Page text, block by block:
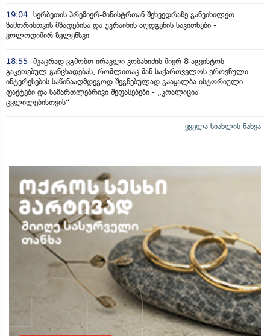
19:04 სერბეთის პრემიერ-მინისტრთან შეხვედრაზე განვიხილეთ
ზამთრისთვის მზადებისა და უკრაინის აღდგენის საკითხები -
ვოლოდიმირ ზელენსკი
18:55 მკაცრად ვგმობთ ირაკლი კობახიძის მიერ 8 აგვისტოს
გაკეთებულ განცხადებას, რომლითაც მან საქართველოს ეროვნული
ინტერესების საწინააღმდეგოდ შეგნებულად გააყალბა ისტორიული
ფაქტები და სამართლებრივი შეფასებები - „კოალიცია
ცვლილებისთვის“
ყველა სიახლის ნახვა